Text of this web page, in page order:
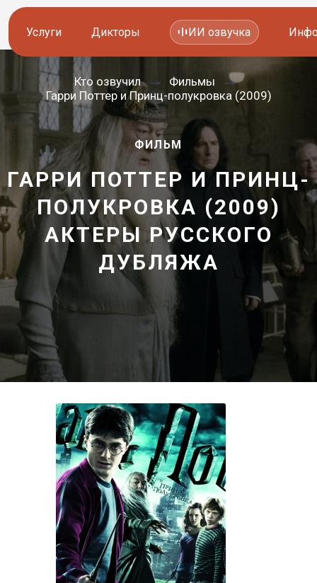
Услуги
Озвучка видео
Работа с аудио
Работа с текстом
Локализация и перевод
Другие услуги
8 800 200-45-51
Заказать звонок
Дикторы
Иностранные дикторы
Русские дикторы
Актеры озвучки
Контакты дикторов
ИИ голоса
8 800 200-45-51
Заказать звонок
ИИ озвучка
Кто озвучил
Фильмы
Гарри Поттер и Принц-полукровка (2009)
ФИЛЬМ
ГАРРИ ПОТТЕР И ПРИНЦ-
ПОЛУКРОВКА (2009)
—
АКТЕРЫ РУССКОГО
ДУБЛЯЖА